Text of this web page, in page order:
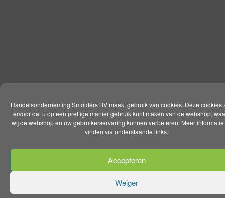
Handelsonderneming Smolders BV maakt gebruik van cookies. Deze cookies
ervoor dat u op een prettige manier gebruik kunt maken van de webshop,
wij de webshop en uw gebruikerservaring kunnen verbeteren. Meer
vinden via onderstaande links.
Accepteren
Weiger